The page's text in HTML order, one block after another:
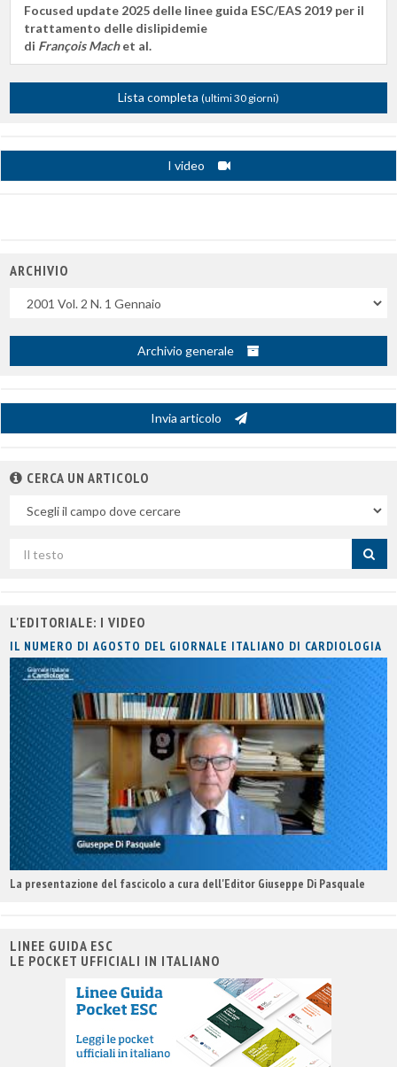
Focused update 2025 delle linee guida ESC/EAS 2019 per il
trattamento delle dislipidemie
di François Machet al.
Lista completa (ultimi 30 giorni)
I video
ARCHIVIO
Archivio generale
Invia articolo
CERCA UN ARTICOLO
campo
per
L'EDITORIALE: I VIDEO
IL NUMERO DI AGOSTO DEL GIORNALE ITALIANO DI CARDIOLOGIA
La presentazione del fascicolo a cura dell'Editor Giuseppe Di Pasquale
LINEE GUIDA ESC
LE POCKET UFFICIALI IN ITALIANO